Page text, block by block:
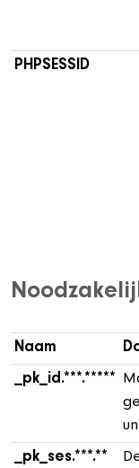
PHPSESSID
Naam
_pk_id.***.*****
_pk_ses.***.**